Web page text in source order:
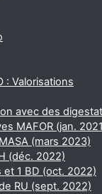
: Valorisations
avec des
MAFOR (jan.
(mars 2023)
(déc. 2022)
et 1 BD (oct. 2022)
RU (sept. 2022)